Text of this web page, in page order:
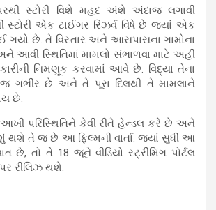
સ્ટોરી વિશે મહદ અંશે અંદાજ લગાવી
સ્ટોરી એક ટાઈગર રિઝર્વ વિષે છે જ્યાં એક
ગયો છે. તે વિસ્તાર અને આસપાસના ગામોના
આવી સ્થિતિમાં મામલો સંભાળવા માટે અહીં
નિમણૂક કરવામાં આવે છે. વિદ્યા તેના
ગંભીર છે અને તે પૂરા દિલથી તે મામલાને
છે.
પરિસ્થિતિને કેવી રીતે હેન્ડલ કરે છે અને
થશે તે જ છે આ ફિલ્મની વાર્તા. જ્યાં સુધી આ
છે, તો તે 18 જૂને વીડિયો સ્ટ્રીમિંગ પોર્ટલ
રીલિઝ થશે.